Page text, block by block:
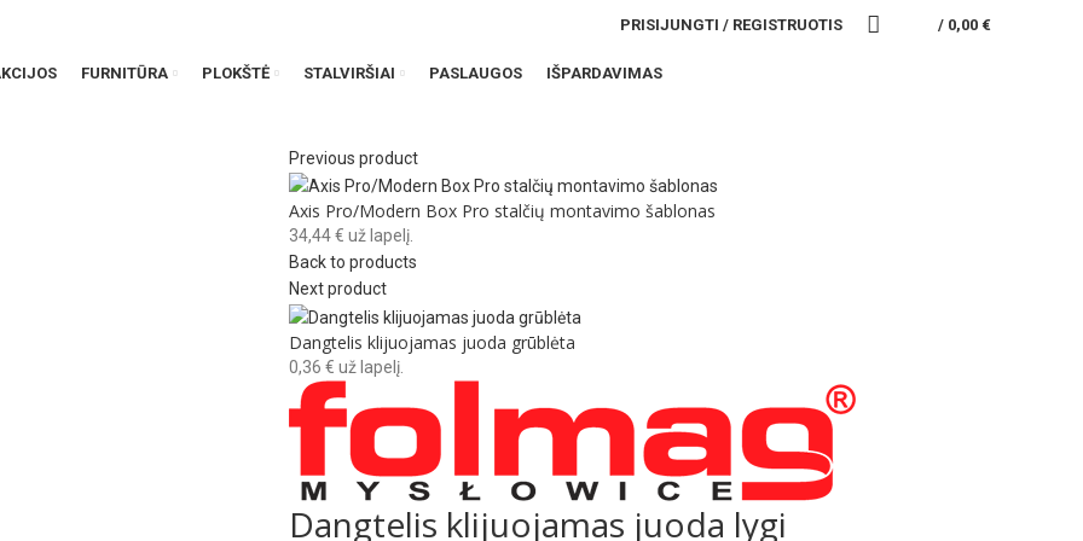
PRISIJUNGTI / REGISTRUOTIS / 0,00 €
FURNITŪRA PLOKŠTĖ STALVIRŠIAI PASLAUGOS IŠPARDAVIMAS
Previous product
Axis Pro/Modern Box Pro stalčių montavimo šablonas
34,44€ už lapelį.
Back to products
Next product
Dangtelis klijuojamas juoda grūblėta
0,36 € už lapelį.
Dangtelis klijuojamas juoda lygi